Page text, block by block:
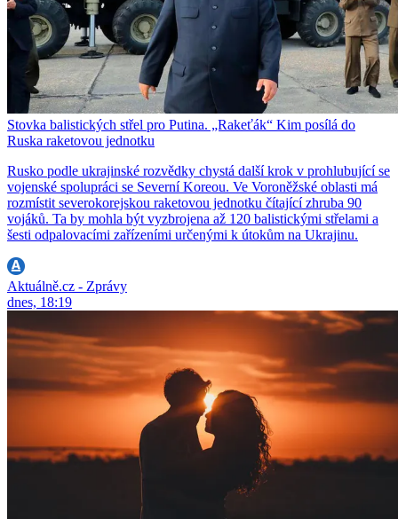
Stovka balistických střel pro Putina. „Rakeťák“ Kim posílá do
Ruska raketovou jednotku
Rusko podle ukrajinské rozvědky chystá další krok v prohlubující se
vojenské spolupráci se Severní Koreou. Ve Voroněžské oblasti má
rozmístit severokorejskou raketovou jednotku čítající zhruba 90
vojáků. Ta by mohla být vyzbrojena až 120 balistickými střelami a
šesti odpalovacími zařízeními určenými k útokům na Ukrajinu.
Aktuálně.cz - Zprávy
dnes, 18:19